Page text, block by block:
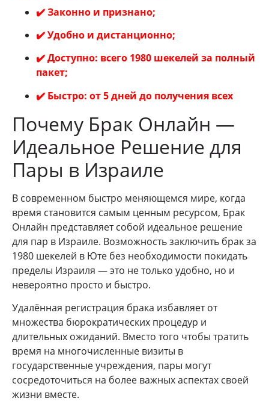
✔️ Законно и признано;
✔️ Удобно и дистанционно;
✔️ Доступно: всего 1980 шекелей за полный
пакет;
✔️ Быстро: от 5 дней до получения всех
Почему Брак Онлайн —
Идеальное Решение для
Пары в Израиле
В современном быстро меняющемся мире, когда
время становится самым ценным ресурсом, Брак
Онлайн представляет собой идеальное решение
для пар в Израиле. Возможность заключить брак за
1980 шекелей в Юте без необходимости покидать
пределы Израиля — это не только удобно, но и
невероятно просто и быстро.
Удалённая регистрация брака избавляет от
множества бюрократических процедур и
длительных ожиданий. Вместо того чтобы тратить
время на многочисленные визиты в
государственные учреждения, пары могут
сосредоточиться на более важных аспектах своей
жизни вместе.